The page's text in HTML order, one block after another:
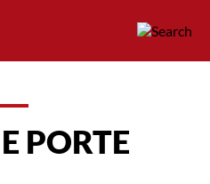
PORTE